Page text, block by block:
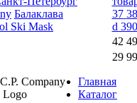
Балаклава
Ski Mask
37 38
d
42
29
Главная
Каталог